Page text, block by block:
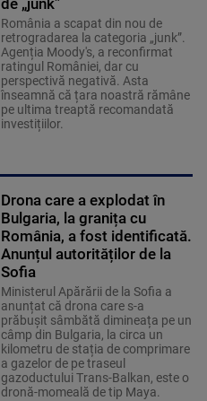
de „junk”
România a scapat din nou de
retrogradarea la categoria „junk”.
Agenția Moody's, a reconfirmat
ratingul României, dar cu
perspectivă negativă. Asta
înseamnă că țara noastră rămâne
pe ultima treaptă recomandată
investițiilor.
Drona care a explodat în
Bulgaria, la granița cu
România, a fost identificată.
Anunțul autorităților de la
Sofia
Ministerul Apărării de la Sofia a
anunțat că drona care s-a
prăbușit sâmbătă dimineața pe un
câmp din Bulgaria, la circa un
kilometru de stația de comprimare
a gazelor de pe traseul
gazoductului Trans-Balkan, este o
dronă-momeală de tip Maya.